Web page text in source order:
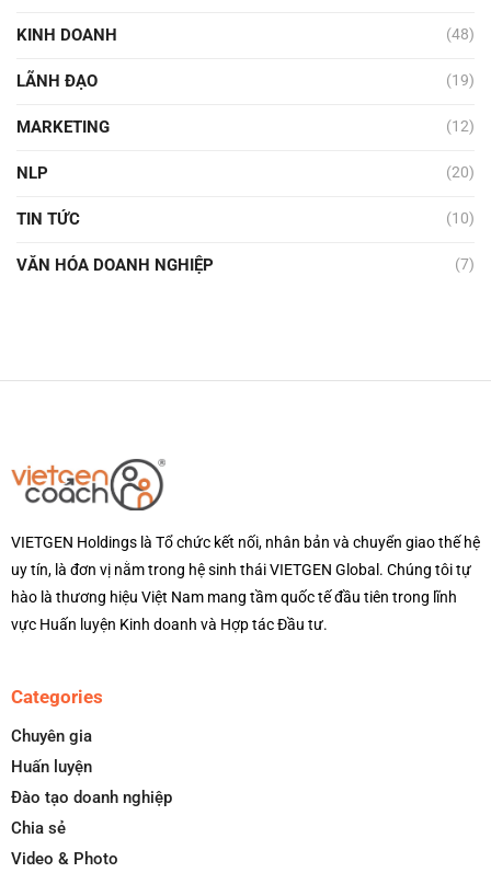
KINH DOANH (48)
LÃNH ĐẠO (19)
MARKETING (12)
NLP (20)
TIN TỨC (10)
VĂN HÓA DOANH NGHIỆP (7)
VIETGEN Holdings là Tổ chức kết nối, nhân bản và chuyển giao thế hệ
uy tín, là đơn vị nằm trong hệ sinh thái VIETGEN Global. Chúng tôi tự
hào là thương hiệu Việt Nam mang tầm quốc tế đầu tiên trong lĩnh
vực Huấn luyện Kinh doanh và Hợp tác Đầu tư.
Categories
Chuyên gia
Huấn luyện
Đào tạo doanh nghiệp
Chia sẻ
Video & Photo